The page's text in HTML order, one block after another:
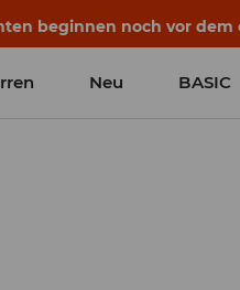
beginnen noch vor
Neu BASIC